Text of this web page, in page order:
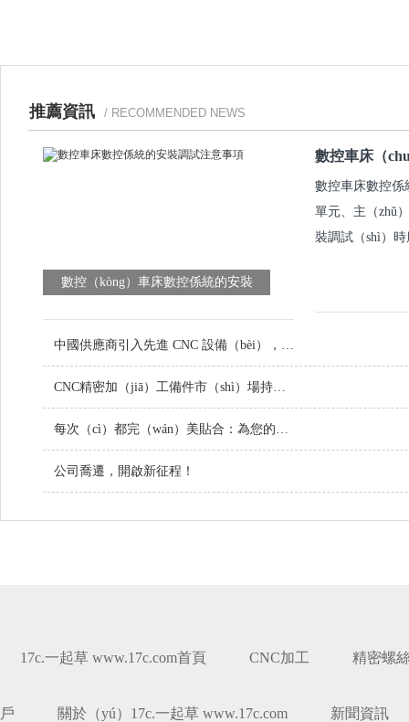
推薦資訊 / RECOMMENDED NEWS
數控（kòng）車床數控係統的安裝
數控車床（
數控車床數控係
單元、主（zhǔ
裝調試（shì）
中國供應商引入先進 CNC 設備（bèi），提升定製（zhì）金屬零件品（pǐn）質
CNC精密加（jiā）工備件市（shì）場持續增長，技術創新引領行業未來
每次（cì）都完（wán）美貼合：為您的項目定製螺絲
公司喬遷，開啟新征程！
17c.一起草 www.17c.com首頁 CNC加工 精密螺
戶 關於（yú）17c.一起草 www.17c.com 新聞資訊